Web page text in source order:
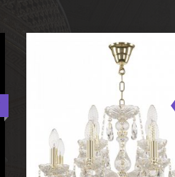
119/8+4/200 G
Тип: Стеклянный рожок
Цвет арматуры: